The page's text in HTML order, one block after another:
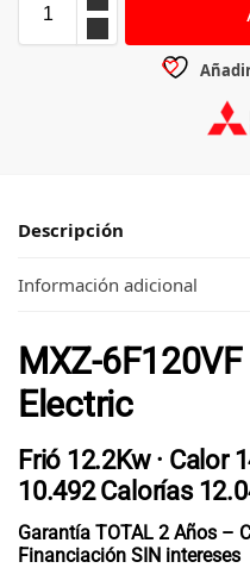
Descripción
Información adicional
MXZ-6F120VF
Electric
Frió 12.2Kw · Calor
10.492Calorías
Garantía TOTAL 2 Años –
Financiación SIN intereses